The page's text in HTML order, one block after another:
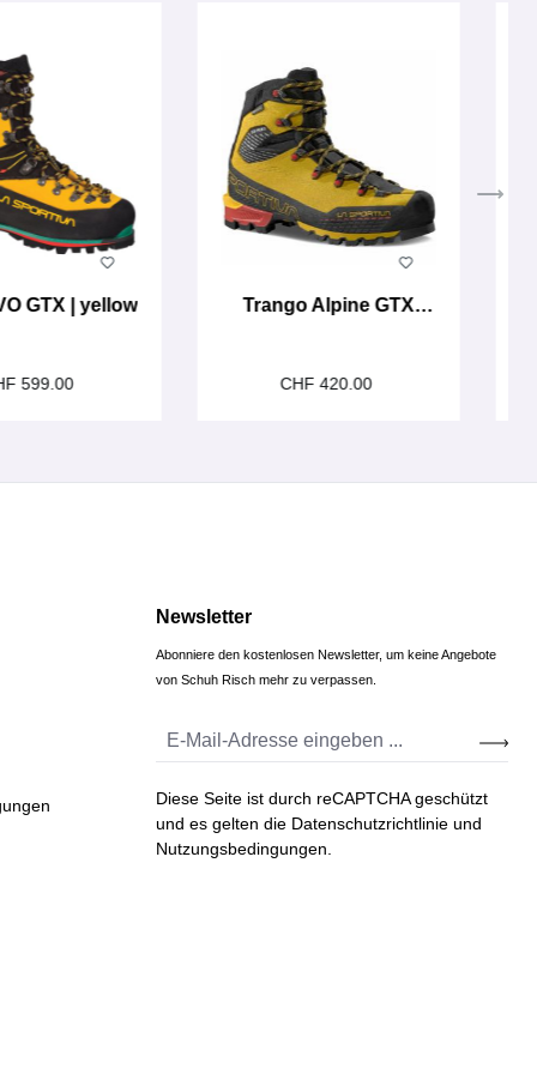
GTX | yellow
599.00
Trango Alpine GTX
CHF 420.00
Newsletter
Abonniere den kostenlosen Newsletter, um keine Angebote
von Schuh Risch mehr zu verpassen.
Diese Seite ist durch reCAPTCHA geschützt
und es gelten die Datenschutzrichtlinie und
Nutzungsbedingungen